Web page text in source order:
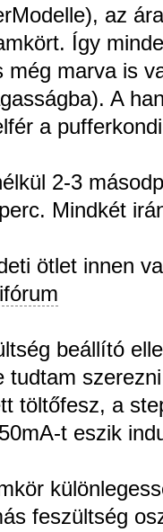
az
Így
még marva is
A
a
2-3
Mindkét
ötlet innen
beállító
tudtam
töltőfesz, a
t eszik
feszültség